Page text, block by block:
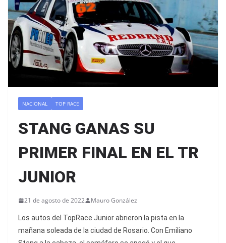
NACIONAL TOP RACE
STANG GANAS SU
PRIMER FINAL EN EL TR
JUNIOR
21 de agosto de 2022 Mauro González
Los autos del TopRace Junior abrieron la pista en la
mañana soleada de la ciudad de Rosario. Con Emiliano